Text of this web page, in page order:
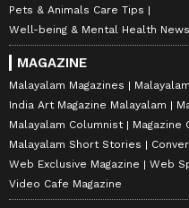
Pets & Animals Care Tips
Well-being & Mental Health
MAGAZINE
Malayalam Magazines
India Art Magazine Malayalam
Malayalam Columnist
Magazine
Malayalam Short Stories
Web Exclusive Magazine
Web
Video Cafe Magazine